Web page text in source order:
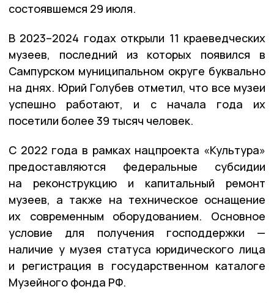
состоявшемся 29 июля.
В 2023–2024 годах открыли 11 краеведческих
музеев, последний из которых появился в
Сампурском муниципальном округе буквально
на днях. Юрий Голубев отметил, что все музеи
успешно работают, и с начала года их
посетили более 39 тысяч человек.
С 2022 года в рамках нацпроекта «Культура»
предоставляются федеральные субсидии
на реконструкцию и капитальный ремонт
музеев, а также на техническое оснащение
их современным оборудованием. Основное
условие для получения господдержки —
наличие у музея статуса юридического лица
и регистрация в государственном каталоге
Музейного фонда РФ.